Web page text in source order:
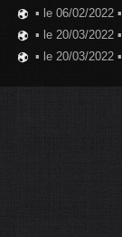
▪ le 06/02/2022 ▪
▪ le 20/03/2022 ▪
▪ le 20/03/2022 ▪